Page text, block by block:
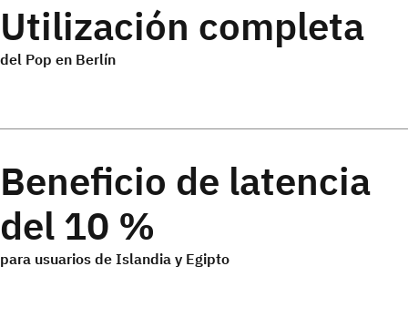
Utilización completa
del Pop en Berlín
Beneficio de latencia
del 10 %
para usuarios de Islandia y Egipto